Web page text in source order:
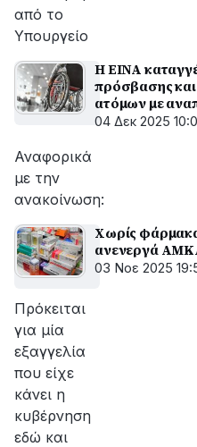
από το
Υπουργείο
Η ΕΙΝΑ
πρόσβασης
ατόμων με
Υγείας
04 Δεκ 2025
Αναφορικά
με την
ανακοίνωση:
Χωρίς
ανενεργά
03 Νοε 2025
Πρόκειται
για μία
εξαγγελία
που είχε
κάνει η
κυβέρνηση
εδώ και